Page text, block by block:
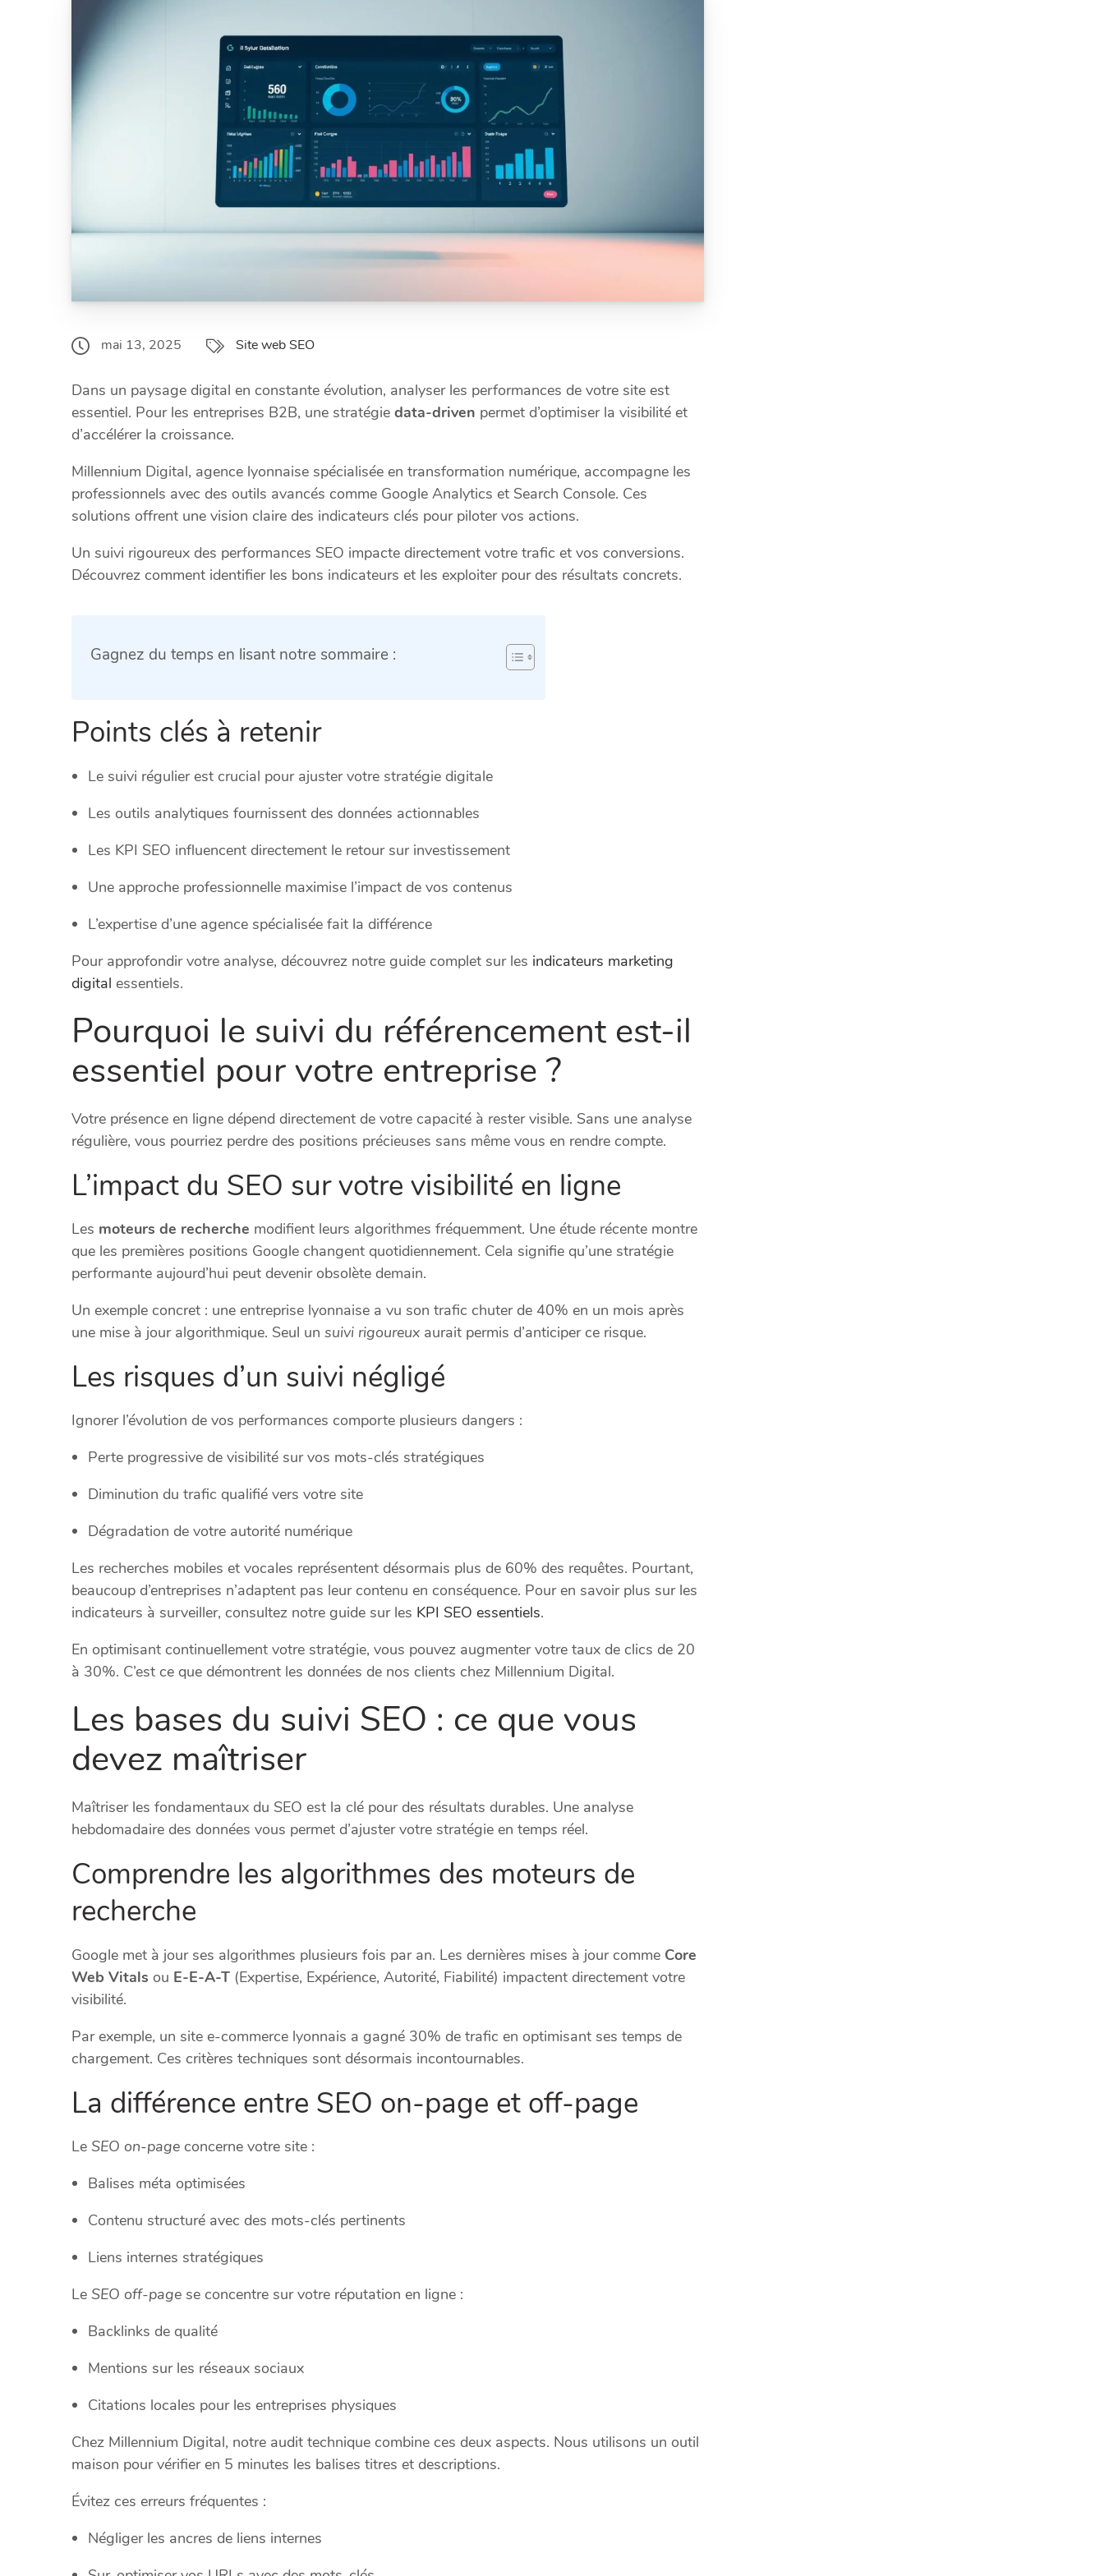
mai 13, 2025 Site web SEO
Dans un paysage digital en constante évolution, analyser les performances de votre site est
essentiel. Pour les entreprises B2B, une stratégie data-driven permet d’optimiser la visibilité et
d’accélérer la croissance.
Millennium Digital, agence lyonnaise spécialisée en transformation numérique, accompagne les
professionnels avec des outils avancés comme Google Analytics et Search Console. Ces
solutions offrent une vision claire des indicateurs clés pour piloter vos actions.
Un suivi rigoureux des performances SEO impacte directement votre trafic et vos conversions.
Découvrez comment identifier les bons indicateurs et les exploiter pour des résultats concrets.
Gagnez du temps en lisant notre sommaire :
Points clés à retenir
Le suivi régulier est crucial pour ajuster votre stratégie digitale
Les outils analytiques fournissent des données actionnables
Les KPI SEO influencent directement le retour sur investissement
Une approche professionnelle maximise l’impact de vos contenus
L’expertise d’une agence spécialisée fait la différence
Pour approfondir votre analyse, découvrez notre guide complet sur les indicateurs marketing
digital essentiels.
Pourquoi le suivi du référencement est-il
essentiel pour votre entreprise ?
Votre présence en ligne dépend directement de votre capacité à rester visible. Sans une analyse
régulière, vous pourriez perdre des positions précieuses sans même vous en rendre compte.
L’impact du SEO sur votre visibilité en ligne
Les moteurs de recherche modifient leurs algorithmes fréquemment. Une étude récente montre
que les premières positions Google changent quotidiennement. Cela signifie qu’une stratégie
performante aujourd’hui peut devenir obsolète demain.
Un exemple concret : une entreprise lyonnaise a vu son trafic chuter de 40% en un mois après
une mise à jour algorithmique. Seul un suivi rigoureux aurait permis d’anticiper ce risque.
Les risques d’un suivi négligé
Ignorer l’évolution de vos performances comporte plusieurs dangers :
Perte progressive de visibilité sur vos mots-clés stratégiques
Diminution du trafic qualifié vers votre site
Dégradation de votre autorité numérique
Les recherches mobiles et vocales représentent désormais plus de 60% des requêtes. Pourtant,
beaucoup d’entreprises n’adaptent pas leur contenu en conséquence. Pour en savoir plus sur les
indicateurs à surveiller, consultez notre guide sur les KPI SEO essentiels.
En optimisant continuellement votre stratégie, vous pouvez augmenter votre taux de clics de 20
à 30%. C’est ce que démontrent les données de nos clients chez Millennium Digital.
Les bases du suivi SEO : ce que vous
devez maîtriser
Maîtriser les fondamentaux du SEO est la clé pour des résultats durables. Une analyse
hebdomadaire des données vous permet d’ajuster votre stratégie en temps réel.
Comprendre les algorithmes des moteurs de
recherche
Google met à jour ses algorithmes plusieurs fois par an. Les dernières mises à jour comme Core
Web Vitals ou E-E-A-T (Expertise, Expérience, Autorité, Fiabilité) impactent directement votre
visibilité.
Par exemple, un site e-commerce lyonnais a gagné 30% de trafic en optimisant ses temps de
chargement. Ces critères techniques sont désormais incontournables.
La différence entre SEO on-page et off-page
Le SEO on-page concerne votre site :
Balises méta optimisées
Contenu structuré avec des mots-clés pertinents
Liens internes stratégiques
Le SEO off-page se concentre sur votre réputation en ligne :
Backlinks de qualité
Mentions sur les réseaux sociaux
Citations locales pour les entreprises physiques
Chez Millennium Digital, notre audit technique combine ces deux aspects. Nous utilisons un outil
maison pour vérifier en 5 minutes les balises titres et descriptions.
Évitez ces erreurs fréquentes :
Négliger les ancres de liens internes